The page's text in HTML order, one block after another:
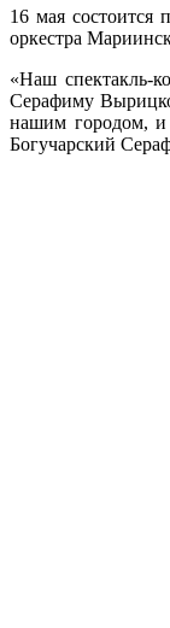
16 мая состоится
оркестра
«Наш спектакль-
Серафиму
нашим городом, и
Богучарский